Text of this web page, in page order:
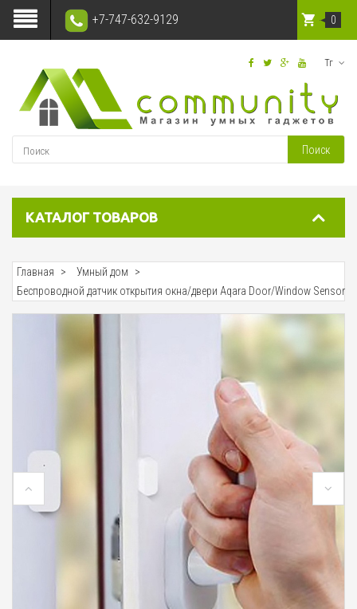
+7-747-632-9129
Тг
Поиск
0
КАТАЛОГ ТОВАРОВ
Главная
Умный дом
Беспроводной датчик открытия окна/двери Aqara Door/Window Sensor